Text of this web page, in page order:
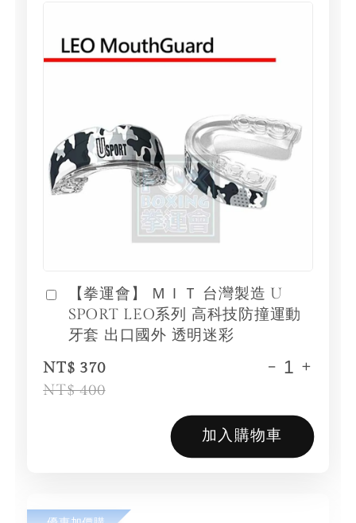
【拳運會】 ＭＩＴ 台灣製造 U
SPORT LEO系列 高科技防撞運動
牙套 出口國外 透明迷彩
NT$ 370
NT$ 400
- +
加入購物車